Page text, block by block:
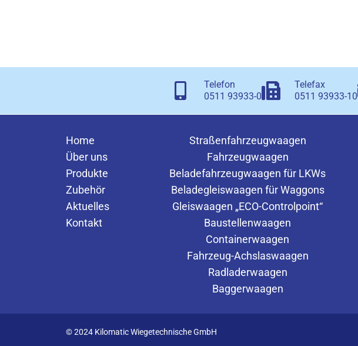
Telefon
0511 93933-0
Telefax
0511 93933-10
Home
Über uns
Produkte
Zubehör
Aktuelles
Kontakt
Straßenfahrzeugwaagen
Fahrzeugwaagen
Beladefahrzeugwaagen für LKWs
Beladegleiswaagen für Waggons
Gleiswaagen „ECO-Controlpoint“
Baustellenwaagen
Containerwaagen
Fahrzeug-Achslaswaagen
Radladerwaagen
Baggerwaagen
© 2024 Kilomatic Wiegetechnische GmbH